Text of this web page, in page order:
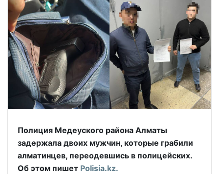
Полиция Медеуского района Алматы
задержала двоих мужчин, которые грабили
алматинцев, переодевшись в полицейских.
Об этом пишет Polisia.kz.